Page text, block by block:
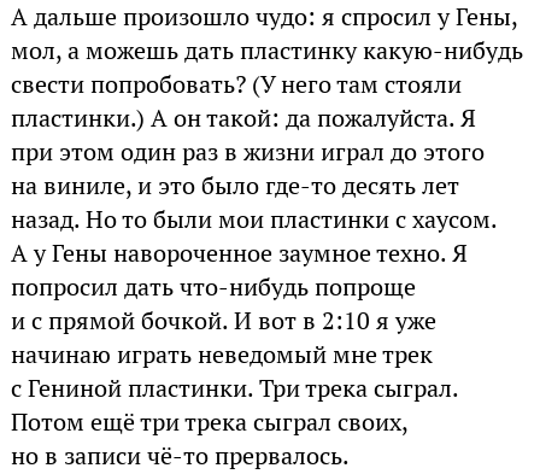
А дальше произошло чудо: я спросил у Гены,
мол, а можешь дать пластинку какую-нибудь
свести попробовать? (У него там стояли
пластинки.) А он такой: да пожалуйста. Я
при этом один раз в жизни играл до этого
на виниле, и это было где-то десять лет
назад. Но то были мои пластинки с хаусом.
А у Гены навороченное заумное техно. Я
попросил дать что-нибудь попроще
и с прямой бочкой. И вот в 2:10 я уже
начинаю играть неведомый мне трек
с Гениной пластинки. Три трека сыграл.
Потом ещё три трека сыграл своих,
но в записи чё-то прервалось.